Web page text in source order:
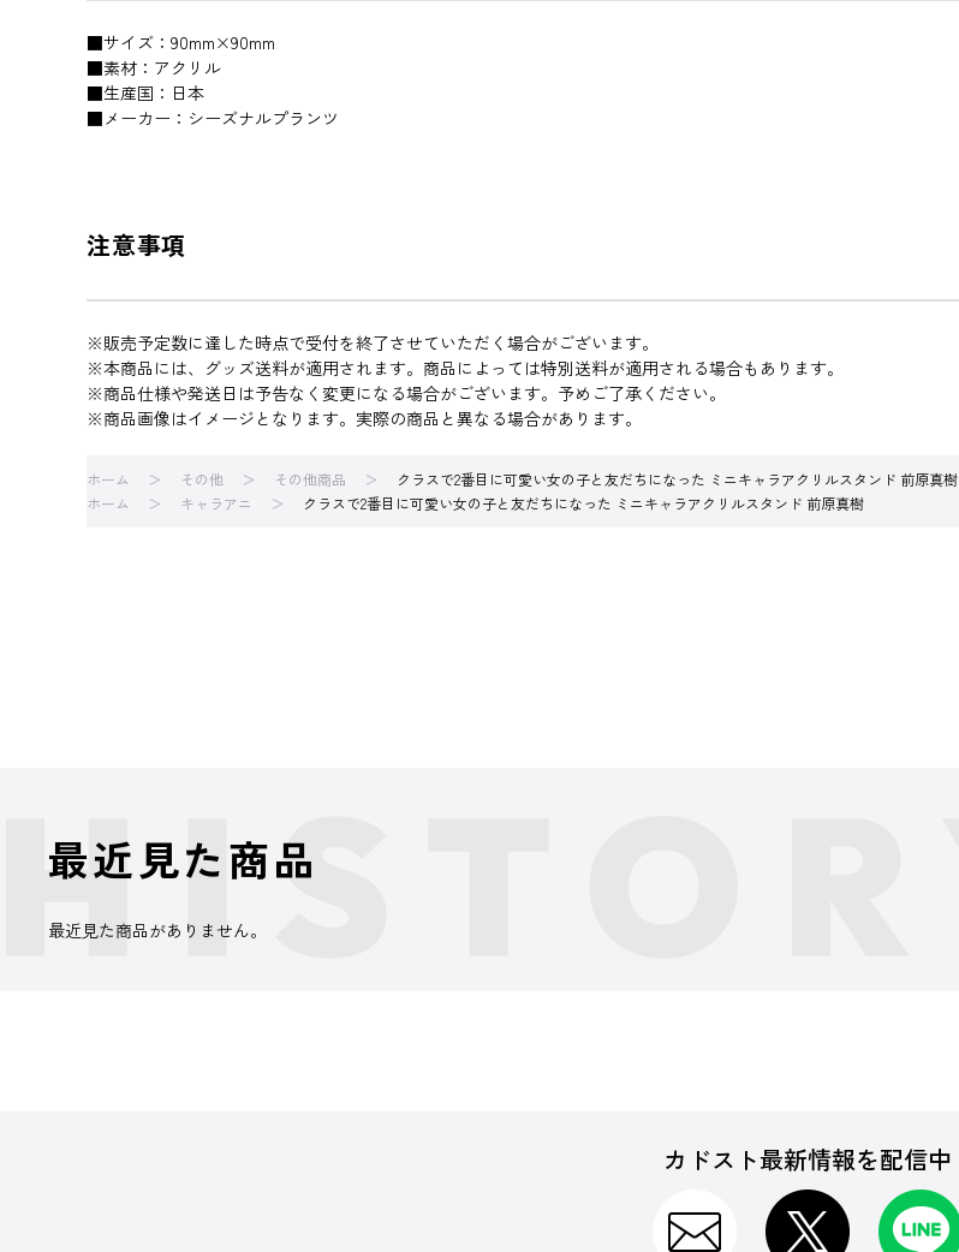
■サイズ：90mm×90mm
■素材：アクリル
■生産国：日本
■メーカー：シーズナルプランツ
注意事項
※販売予定数に達した時点で受付を終了させていただく場合がございます。
※本商品には、グッズ送料が適用されます。商品によっては特別送料が適用される場合もあります。
※商品仕様や発送日は予告なく変更になる場合がございます。予めご了承ください。
※商品画像はイメージとなります。実際の商品と異なる場合があります。
ホーム その他 その他商品
クラスで2番目に可愛い女の子と友だちになった ミニキャラアクリルスタンド 前原真樹
ホーム
キャラアニ クラスで2番目に可愛い女の子と友だちになった ミニキャラアクリルスタンド 前原真樹
最近見た商品
最近見た商品がありません。
カドスト最新情報を配信中